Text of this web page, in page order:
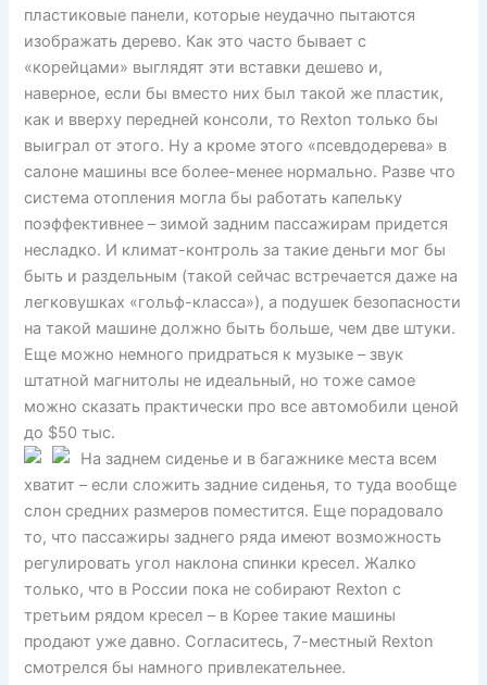
пластиковые панели, которые неудачно пытаются
изображать дерево. Как это часто бывает с
«корейцами» выглядят эти вставки дешево и,
наверное, если бы вместо них был такой же пластик,
как и вверху передней консоли, то Rexton только бы
выиграл от этого. Ну а кроме этого «псевдодерева» в
салоне машины все более-менее нормально. Разве что
система отопления могла бы работать капельку
поэффективнее – зимой задним пассажирам придется
несладко. И климат-контроль за такие деньги мог бы
быть и раздельным (такой сейчас встречается даже на
легковушках «гольф-класса»), а подушек безопасности
на такой машине должно быть больше, чем две штуки.
Еще можно немного придраться к музыке – звук
штатной магнитолы не идеальный, но тоже самое
можно сказать практически про все автомобили ценой
до $50 тыс.
На заднем сиденье и в багажнике места всем
хватит – если сложить задние сиденья, то туда вообще
слон средних размеров поместится. Еще порадовало
то, что пассажиры заднего ряда имеют возможность
регулировать угол наклона спинки кресел. Жалко
только, что в России пока не собирают Rexton с
третьим рядом кресел – в Корее такие машины
продают уже давно. Согласитесь, 7-местный Rexton
смотрелся бы намного привлекательнее.